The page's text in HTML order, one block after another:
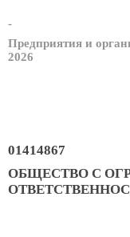
-
Предприятия и
2026
01414867
ОБЩЕСТВО С